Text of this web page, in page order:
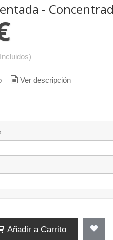
-
Ver descripción
Añadir a Carrito